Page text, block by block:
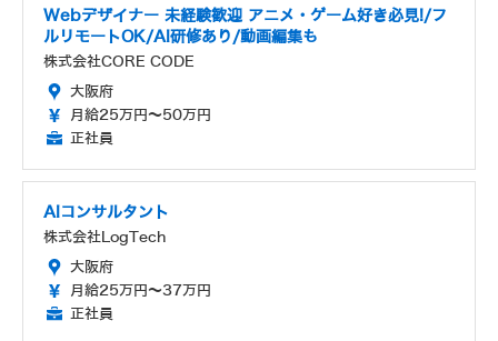
Webデザイナー 未経験歓迎 アニメ・ゲーム好き必見!/フ
ルリモートOK/AI研修あり/動画編集も
株式会社CORE CODE
大阪府
月給25万円～50万円
正社員
AIコンサルタント
株式会社LogTech
大阪府
月給25万円～37万円
正社員